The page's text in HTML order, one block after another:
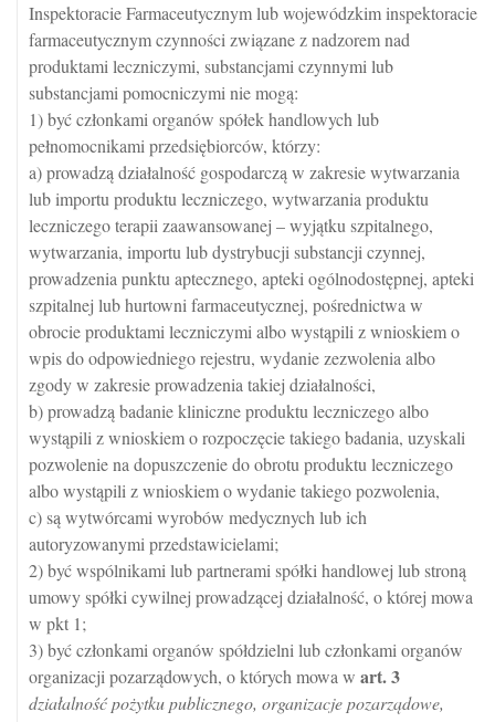
Inspektoracie Farmaceutycznym lub wojewódzkim inspektoracie
farmaceutycznym czynności związane z nadzorem nad
produktami leczniczymi, substancjami czynnymi lub
substancjami pomocniczymi nie mogą:
1) być członkami organów spółek handlowych lub
pełnomocnikami przedsiębiorców, którzy:
a) prowadzą działalność gospodarczą w zakresie wytwarzania
lub importu produktu leczniczego, wytwarzania produktu
leczniczego terapii zaawansowanej – wyjątku szpitalnego,
wytwarzania, importu lub dystrybucji substancji czynnej,
prowadzenia punktu aptecznego, apteki ogólnodostępnej, apteki
szpitalnej lub hurtowni farmaceutycznej, pośrednictwa w
obrocie produktami leczniczymi albo wystąpili z wnioskiem o
wpis do odpowiedniego rejestru, wydanie zezwolenia albo
zgody w zakresie prowadzenia takiej działalności,
b) prowadzą badanie kliniczne produktu leczniczego albo
wystąpili z wnioskiem o rozpoczęcie takiego badania, uzyskali
pozwolenie na dopuszczenie do obrotu produktu leczniczego
albo wystąpili z wnioskiem o wydanie takiego pozwolenia,
c) są wytwórcami wyrobów medycznych lub ich
autoryzowanymi przedstawicielami;
2) być wspólnikami lub partnerami spółki handlowej lub stroną
umowy spółki cywilnej prowadzącej działalność, o której mowa
w pkt 1;
3) być członkami organów spółdzielni lub członkami organów
organizacji pozarządowych, o których mowa w art.3
działalność pożytku publicznego, organizacje pozarządowe,